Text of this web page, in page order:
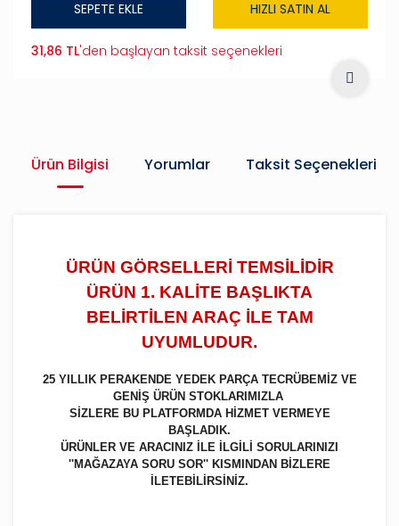
SEPETE EKLE HIZLI SATIN AL
31,86 TL'den başlayan taksit seçenekleri
Ürün Bilgisi Yorumlar Taksit Seçenekleri
ÜRÜN GÖRSELLERİ TEMSİLİDİR
ÜRÜN 1. KALİTE BAŞLIKTA
BELİRTİLEN ARAÇ İLE TAM
UYUMLUDUR.
25 YILLIK PERAKENDE YEDEK PARÇA TECRÜBEMİZ VE
GENİŞ ÜRÜN STOKLARIMIZLA
SİZLERE BU PLATFORMDA HİZMET VERMEYE
BAŞLADIK.
ÜRÜNLER VE ARACINIZ İLE İLGİLİ SORULARINIZI
''MAĞAZAYA SORU SOR'' KISMINDAN BİZLERE
İLETEBİLİRSİNİZ.